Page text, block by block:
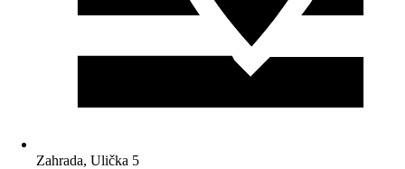
Zahrada, Ulička 5